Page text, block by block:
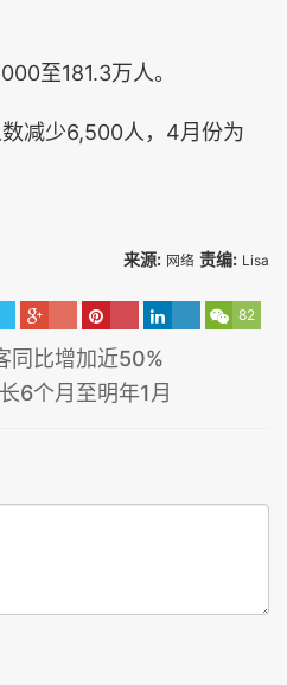
至181.3万人。
减少6,500人，4月份为
来源: 网络 责编: Lisa
82
同比增加近50%
6个月至明年1月